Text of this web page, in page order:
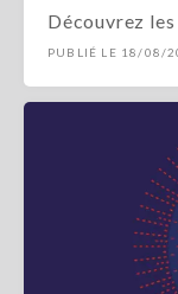
Découvrez
PUBLIÉ LE 18/08/